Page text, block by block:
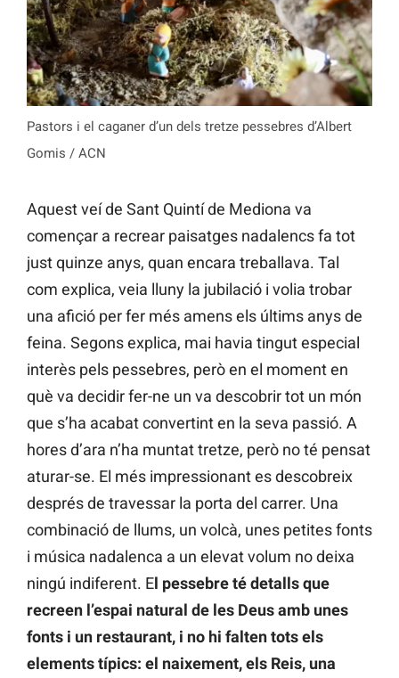
Pastors i el caganer d’un dels tretze pessebres d’Albert
Gomis / ACN
Aquest veí de Sant Quintí de Mediona va
començar a recrear paisatges nadalencs fa tot
just quinze anys, quan encara treballava. Tal
com explica, veia lluny la jubilació i volia trobar
una afició per fer més amens els últims anys de
feina. Segons explica, mai havia tingut especial
interès pels pessebres, però en el moment en
què va decidir fer-ne un va descobrir tot un món
que s’ha acabat convertint en la seva passió. A
hores d’ara n’ha muntat tretze, però no té pensat
aturar-se. El més impressionant es descobreix
després de travessar la porta del carrer. Una
combinació de llums, un volcà, unes petites fonts
i música nadalenca a un elevat volum no deixa
ningú indiferent. El pessebre té detalls que
recreen l’espai natural de les Deus amb unes
fonts i un restaurant, i no hi falten tots els
elements típics: el naixement, els Reis, una